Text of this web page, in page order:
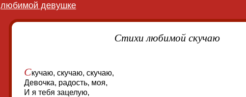
любимой девушке
Стихи любимой скучаю
Скучаю, скучаю, скучаю,
Девочка, радость, моя,
И я тебя зацелую,